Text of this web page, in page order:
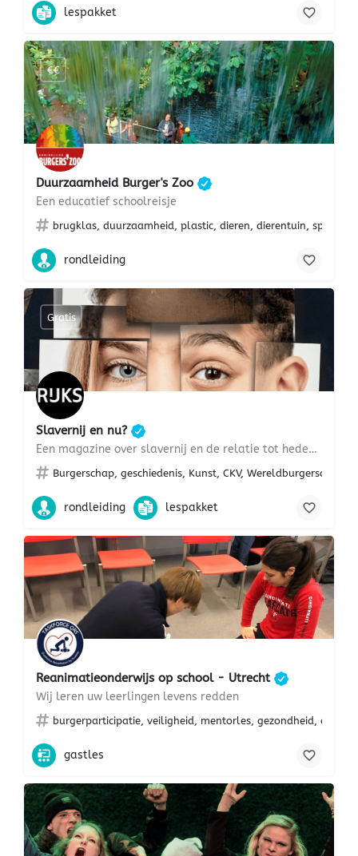
lespakket
Duurzaamheid Burger's Zoo
Een educatief schoolreisje
brugklas, duurzaamheid, plastic, dieren, dierentuin,
€€
rondleiding
Slavernij en nu?
Een magazine over slavernij en de relatie tot hedendaagse racisme
Burgerschap, geschiedenis, Kunst, CKV,
Gratis
rondleiding lespakket
Reanimatieonderwijs op school - Utrecht
Wij leren uw leerlingen levens redden
burgerparticipatie, veiligheid, mentorles, gezondheid, ehbo,
gastles